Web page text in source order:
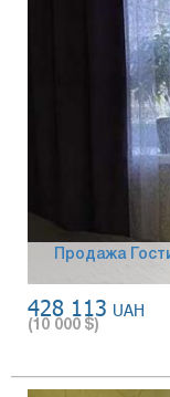
Продажа
428 113 UAH
(10 000 $)